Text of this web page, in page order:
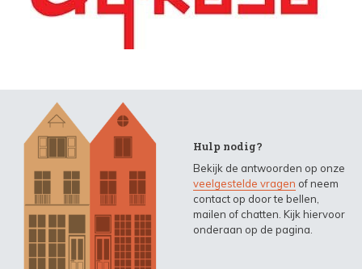
Hulp nodig?
Bekijk de antwoorden op onze
veelgestelde vragen of neem
contact op door te bellen,
mailen of chatten. Kijk hiervoor
onderaan op de pagina.